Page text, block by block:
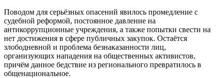
Поводом для серьёзных опасений явилось промедление с
судебной реформой, постоянное давление на
антикоррупционные учреждения, а также попытки свести на
нет достижения в сфере публичных закупок. Остаётся
злободневной и проблема безнаказанности лиц,
организующих нападения на общественных активистов,
причём данное бедствие из регионального превратилось в
общенациональное.